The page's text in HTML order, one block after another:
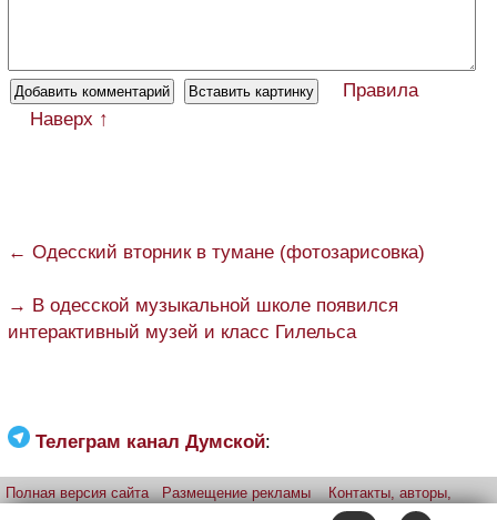
Правила
Наверх ↑
← Одесский вторник в тумане (фотозарисовка)
→ В одесской музыкальной школе появился
интерактивный музей и класс Гилельса
Телеграм канал Думской:
Полная версия сайта Размещение рекламы
Контакты, авторы,